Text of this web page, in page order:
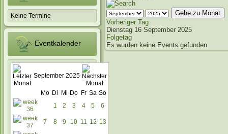
Keine Termine
Eventkalender
September 2025
Mo Di Mi Do Fr Sa So
1
2 3 4 5 6
7 8 9 10 11 12 13
Gehe zu Monat
Vorheriger Tag
Dienstag 16 September 2025
Folgetag
Es wurden keine Events gefunden